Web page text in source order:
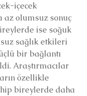
içecek
az olumsuz sonuç
ise soğuk
sağlık etkileri
bir bağlantı
Araştırmacılar
özellikle
bireylerde daha